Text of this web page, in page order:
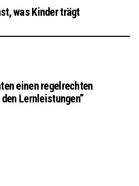
was Kinder trägt
einen regelrechten
Lernleistungen”